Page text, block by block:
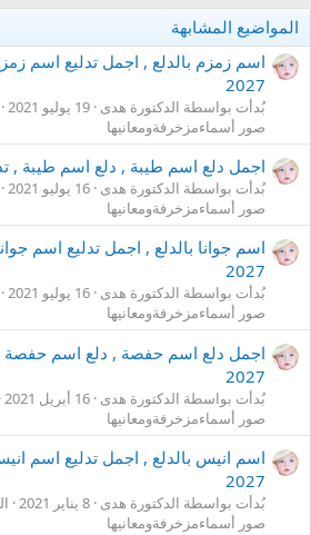
المواضيع المشابهة
اسم زمزم بالدلع , اجمل تدليع اسم
2027
بُدأت بواسطة الدكتورة هدى 19 يوليو 2021
صور أسماءمزخرفةومعانيها
اجمل دلع اسم طيبة , دلع اسم طيبة ,
بُدأت بواسطة الدكتورة هدى 16 يوليو 2021
صور أسماءمزخرفةومعانيها
اسم جوانا بالدلع , اجمل تدليع اسم
2027
بُدأت بواسطة الدكتورة هدى 16 يوليو 2021
صور أسماءمزخرفةومعانيها
اجمل دلع اسم حفصة , دلع اسم حفصة
2027
بُدأت بواسطة الدكتورة هدى 16 أبريل 2021
صور أسماءمزخرفةومعانيها
اسم انيس بالدلع , اجمل تدليع اسم
2027
بُدأت بواسطة الدكتورة هدى 8 يناير 2021
صور أسماءمزخرفةومعانيها